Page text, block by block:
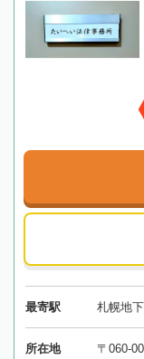
最寄駅 札幌地
所在地
〒060-